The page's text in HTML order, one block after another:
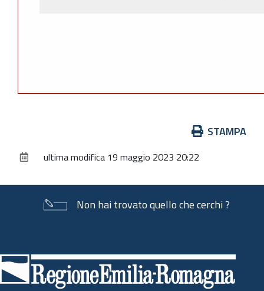
documento
STAMPA
ultima modifica 19 maggio 2023 20:22
Non hai trovato quello che cerchi ?
di
pagina